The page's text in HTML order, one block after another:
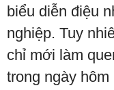
biểu diễn điệu
nghiệp. Tuy
chỉ mới làm
trong ngày hôm